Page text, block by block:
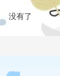
没有了